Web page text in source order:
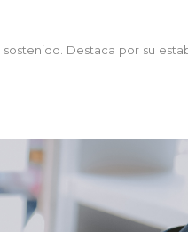
Destaca por su